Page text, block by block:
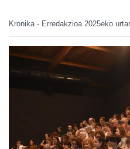
Kronika - Erredakzioa 2025eko